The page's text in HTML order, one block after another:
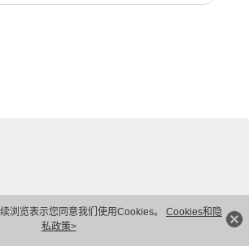
浏览表示您同意我们使用Cookies。 Cookies和隐
私政策>